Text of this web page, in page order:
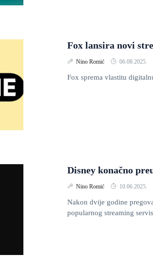
Fox lansira novi
Nino Romić 06.08.2025.
Fox sprema vlastitu
Disney konačno
Nino Romić 10.06.2025.
Nakon dvije godine
popularnog streaming